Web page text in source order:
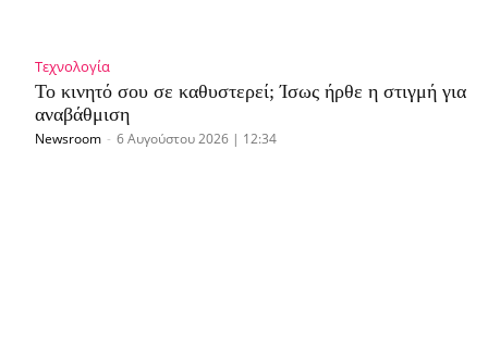
Τεχνολογία
Το κινητό σου σε καθυστερεί; Ίσως ήρθε η στιγμή για
αναβάθμιση
Newsroom - 6 Αυγούστου 2026 | 12:34